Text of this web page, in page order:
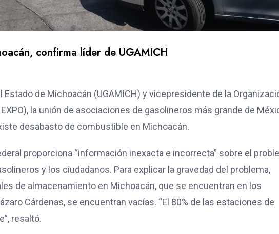
confirma líder de UGAMICH
de Michoacán (UGAMICH) y vicepresidente de la
la unión de asociaciones de gasolineros más grande de
desabasto de combustible en Michoacán.
proporciona “información inexacta e incorrecta” sobre el
y los ciudadanos. Para explicar la gravedad del problema,
de almacenamiento en Michoacán, que se encuentran en los
Cárdenas, se encuentran vacías. “El 80% de las estaciones de
resaltó.